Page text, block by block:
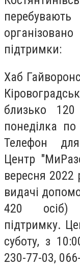
підтримки:
Хаб
близько
понеділка
Телефон
Центр
вересня
видачі
420 осіб)
підтримку.
суботу, з
230-77-03,